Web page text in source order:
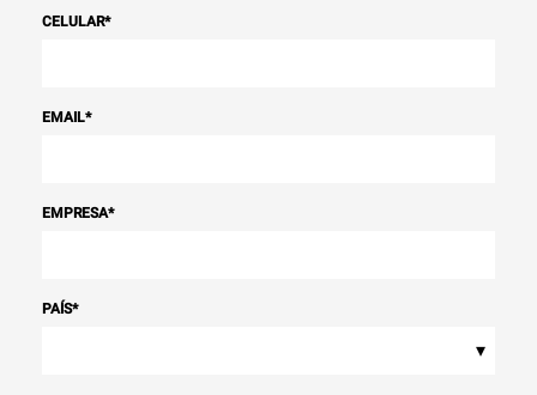
CELULAR*
EMAIL*
EMPRESA*
PAÍS*
▾